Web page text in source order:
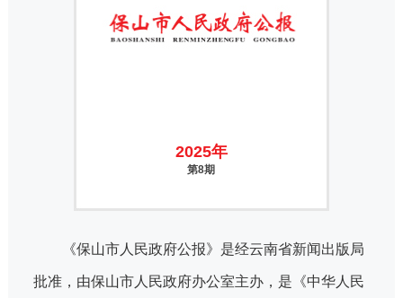
2025年
第8期
《保山市人民政府公报》是经云南省新闻出版局
批准，由保山市人民政府办公室主办，是《中华人民